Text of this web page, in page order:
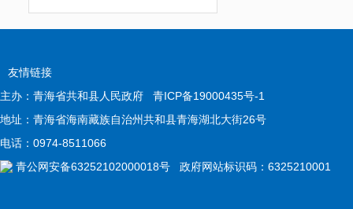
友情链接
主办：青海省共和县人民政府 青ICP备19000435号-1
地址：青海省海南藏族自治州共和县青海湖北大街26号
电话：0974-8511066
青公网安备63252102000018号 政府网站标识码：6325210001